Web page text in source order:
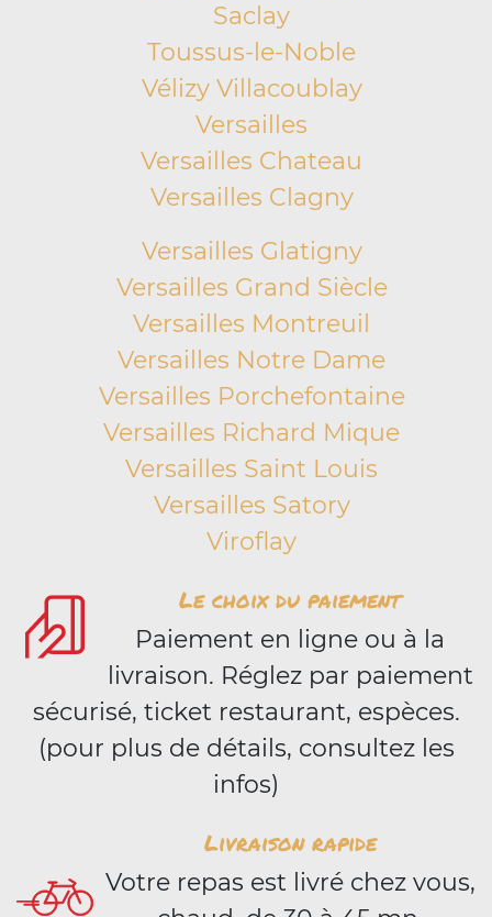
Saclay
Toussus-le-Noble
Vélizy Villacoublay
Versailles
Versailles Chateau
Versailles Clagny
Versailles Glatigny
Versailles Grand Siècle
Versailles Montreuil
Versailles Notre Dame
Versailles Porchefontaine
Versailles Richard Mique
Versailles Saint Louis
Versailles Satory
Viroflay
Le choix du paiement
Paiement en ligne ou à la
livraison. Réglez par paiement
sécurisé, ticket restaurant, espèces.
(pour plus de détails, consultez les
infos)
Livraison rapide
Votre repas est livré chez vous,